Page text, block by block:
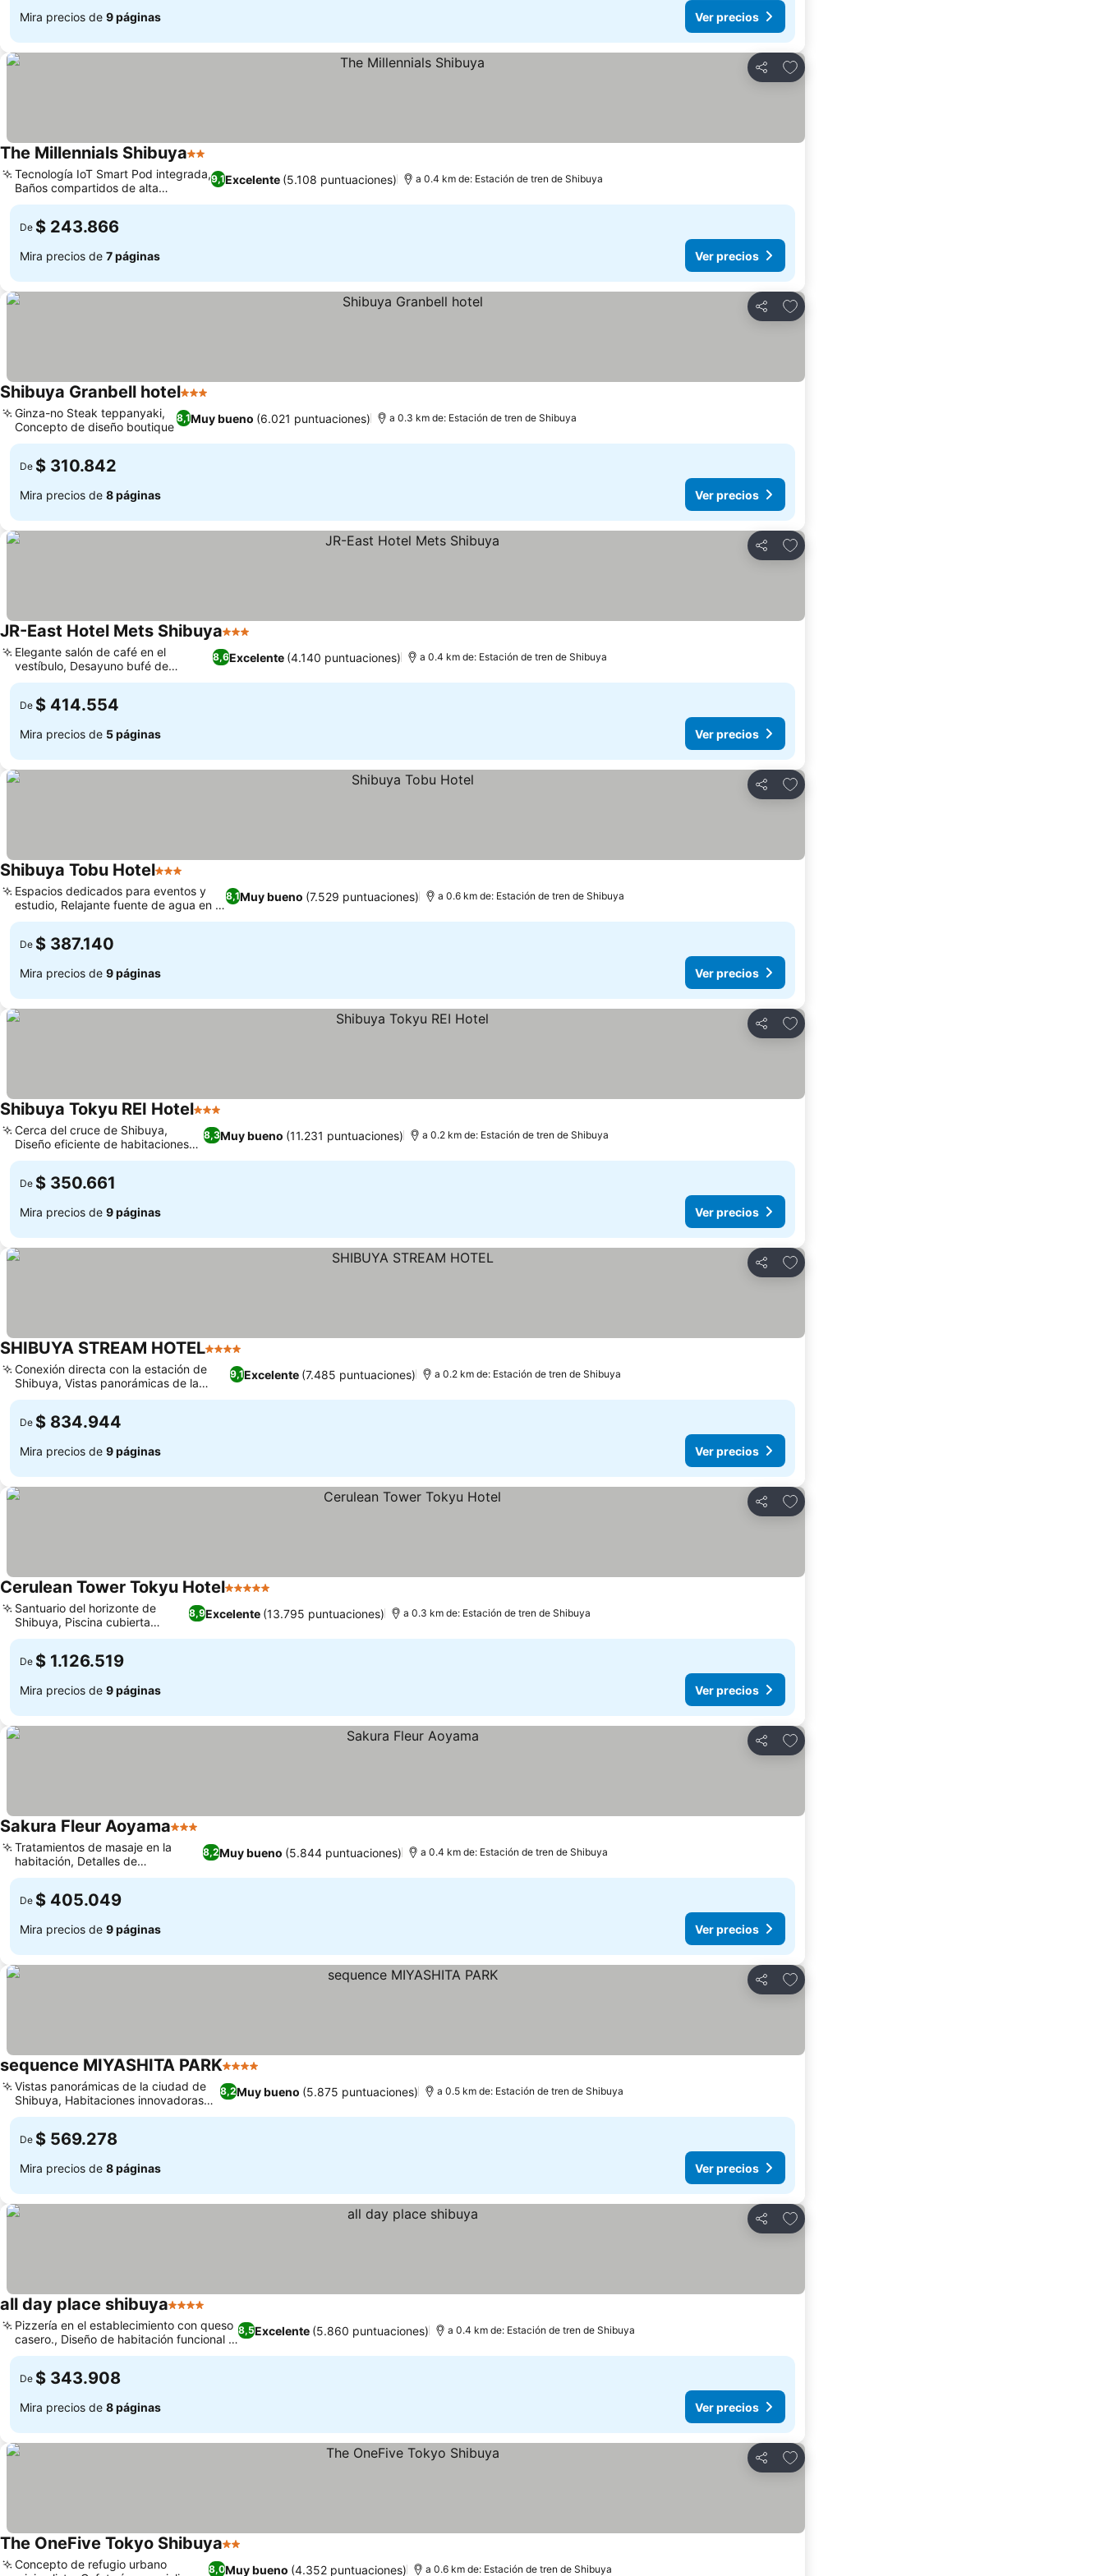
Mira precios de 9 páginas Ver precios
Compartir
Agregar a favoritos
The Millennials Shibuya2 Estrellas
9,1Excelente (5.108 puntuaciones)
Tecnología IoT Smart Pod integrada,
Baños compartidos de alta
tecnología
a 0.4 km de: Estación de tren de Shibuya
De $ 243.866
Mira precios de 7 páginas Ver precios
Compartir
Agregar a favoritos
Shibuya Granbell hotel3 Estrellas
8,1Muy bueno (6.021 puntuaciones)
Ginza-no Steak teppanyaki,
Concepto de diseño boutique
a 0.3 km de: Estación de tren de Shibuya
De $ 310.842
Mira precios de 8 páginas Ver precios
Compartir
Agregar a favoritos
JR-East Hotel Mets Shibuya3 Estrellas
8,6Excelente (4.140 puntuaciones)
Elegante salón de café en el
vestíbulo, Desayuno bufé de
inspiración italiana
a 0.4 km de: Estación de tren de Shibuya
De $ 414.554
Mira precios de 5 páginas Ver precios
Compartir
Agregar a favoritos
Shibuya Tobu Hotel3 Estrellas
8,1Muy bueno (7.529 puntuaciones)
Espacios dedicados para eventos y
estudio, Relajante fuente de agua en el
vestíbulo
a 0.6 km de: Estación de tren de Shibuya
De $ 387.140
Mira precios de 9 páginas Ver precios
Compartir
Agregar a favoritos
Shibuya Tokyu REI Hotel3 Estrellas
8,3Muy bueno (11.231 puntuaciones)
Cerca del cruce de Shibuya,
Diseño eficiente de habitaciones
compactas
a 0.2 km de: Estación de tren de Shibuya
De $ 350.661
Mira precios de 9 páginas Ver precios
Compartir
Agregar a favoritos
SHIBUYA STREAM HOTEL4 Estrellas
9,1Excelente (7.485 puntuaciones)
Conexión directa con la estación de
Shibuya, Vistas panorámicas de la
Torre de Tokio
a 0.2 km de: Estación de tren de Shibuya
De $ 834.944
Mira precios de 9 páginas Ver precios
Compartir
Agregar a favoritos
Cerulean Tower Tokyu Hotel5 Estrellas
8,9Excelente (13.795 puntuaciones)
Santuario del horizonte de
Shibuya, Piscina cubierta
panorámica
a 0.3 km de: Estación de tren de Shibuya
De $ 1.126.519
Mira precios de 9 páginas Ver precios
Compartir
Agregar a favoritos
Sakura Fleur Aoyama3 Estrellas
8,2Muy bueno (5.844 puntuaciones)
Tratamientos de masaje en la
habitación, Detalles de
hospitalidad diarios
a 0.4 km de: Estación de tren de Shibuya
De $ 405.049
Mira precios de 9 páginas Ver precios
Compartir
Agregar a favoritos
sequence MIYASHITA PARK4 Estrellas
8,2Muy bueno (5.875 puntuaciones)
Vistas panorámicas de la ciudad de
Shibuya, Habitaciones innovadoras
con literas
a 0.5 km de: Estación de tren de Shibuya
De $ 569.278
Mira precios de 8 páginas Ver precios
Compartir
Agregar a favoritos
all day place shibuya4 Estrellas
8,5Excelente (5.860 puntuaciones)
Pizzería en el establecimiento con queso
casero., Diseño de habitación funcional y
tranquila.
a 0.4 km de: Estación de tren de Shibuya
De $ 343.908
Mira precios de 8 páginas Ver precios
Compartir
Agregar a favoritos
The OneFive Tokyo Shibuya2 Estrellas
8,0Muy bueno (4.352 puntuaciones)
Concepto de refugio urbano
a 0.6 km de: Estación de tren de Shibuya